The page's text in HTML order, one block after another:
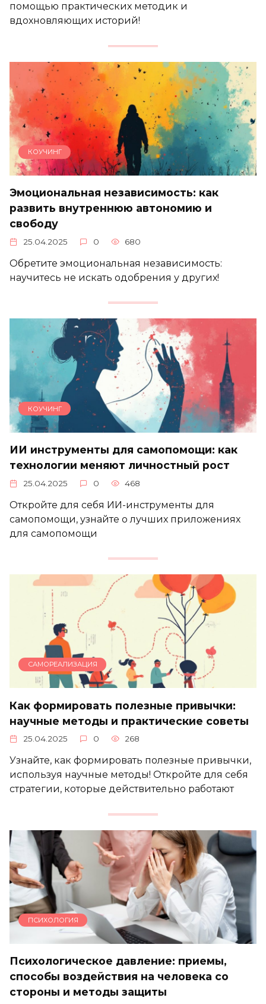
помощью практических методик и
вдохновляющих историй!
КОУЧИНГ
Эмоциональная независимость: как
развить внутреннюю автономию и
свободу
25.04.2025 0 680
Обретите эмоциональная независимость:
научитесь не искать одобрения у других!
КОУЧИНГ
ИИ инструменты для самопомощи: как
технологии меняют личностный рост
25.04.2025 0 468
Откройте для себя ИИ-инструменты для
самопомощи, узнайте о лучших приложениях
для самопомощи
САМОРЕАЛИЗАЦИЯ
Как формировать полезные привычки:
научные методы и практические советы
25.04.2025 0 268
Узнайте, как формировать полезные привычки,
используя научные методы! Откройте для себя
стратегии, которые действительно работают
ПСИХОЛОГИЯ
Психологическое давление: приемы,
способы воздействия на человека со
стороны и методы защиты